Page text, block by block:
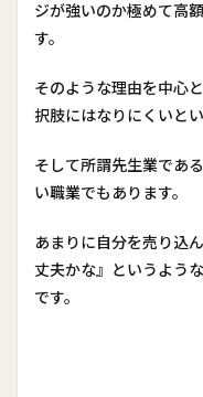
ジが強いのか極めて高
す。
そのような理由を中心
択肢にはなりにくいと
そして所謂先生業であ
い職業でもあります。
あまりに自分を売り込
丈夫かな』というよう
です。